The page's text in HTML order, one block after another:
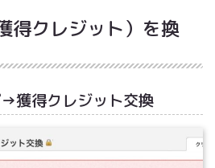
得クレジット）を換
獲得クレジット交換